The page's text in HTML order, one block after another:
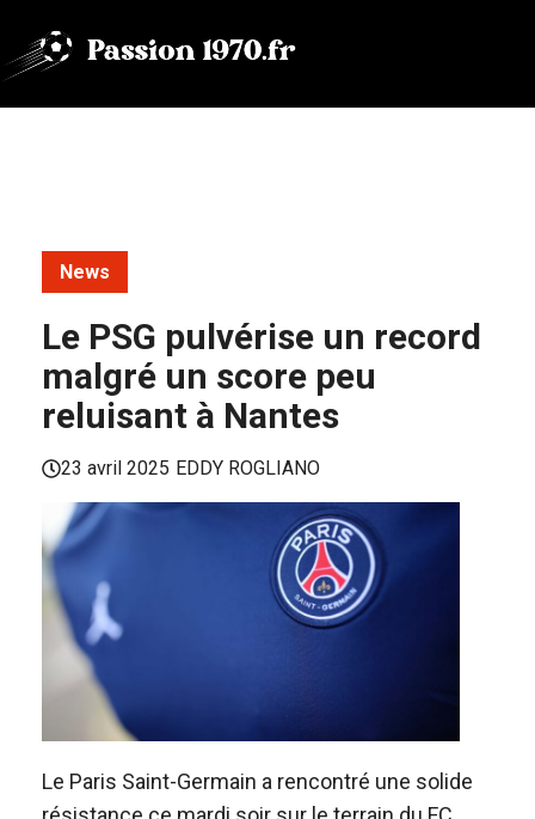
contenu
News
Le PSG pulvérise un record
malgré un score peu
reluisant à Nantes
23 avril 2025 EDDY ROGLIANO
Le Paris Saint-Germain a rencontré une solide